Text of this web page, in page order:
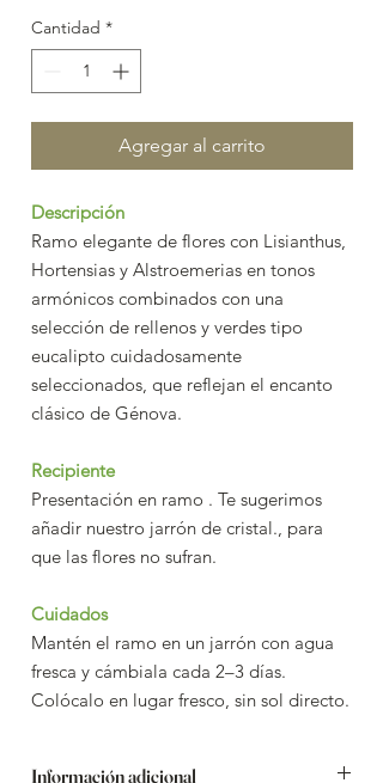
Cantidad *
Agregar al carrito
Descripción
Ramo elegante de flores con Lisianthus,
Hortensias y Alstroemerias en tonos
armónicos combinados con una
selección de rellenos y verdes tipo
eucalipto cuidadosamente
seleccionados, que reflejan el encanto
clásico de Génova.
Recipiente
Presentación en ramo . Te sugerimos
añadir nuestro jarrón de cristal., para
que las flores no sufran.
Cuidados
Mantén el ramo en un jarrón con agua
fresca y cámbiala cada 2–3 días.
Colócalo en lugar fresco, sin sol directo.
Información adicional